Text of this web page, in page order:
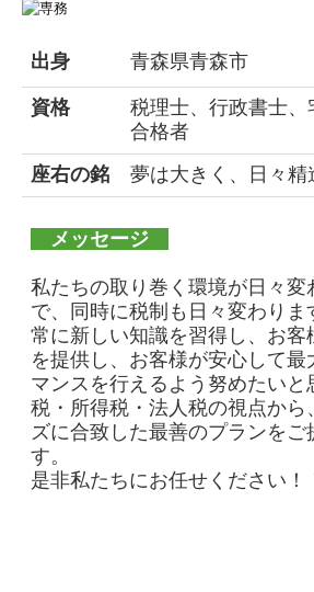
出身 青森県青森市
資格
税理士、行政書士
合格者
座右の銘
夢は大きく、日々精
メッセージ
私たちの取り巻く環境が日々変
で、同時に税制も日々変わりま
常に新しい知識を習得し、お客
を提供し、お客様が安心して最
マンスを行えるよう努めたいと
税・所得税・法人税の視点から
ズに合致した最善のプランをご
す。
是非私たちにお任せください！